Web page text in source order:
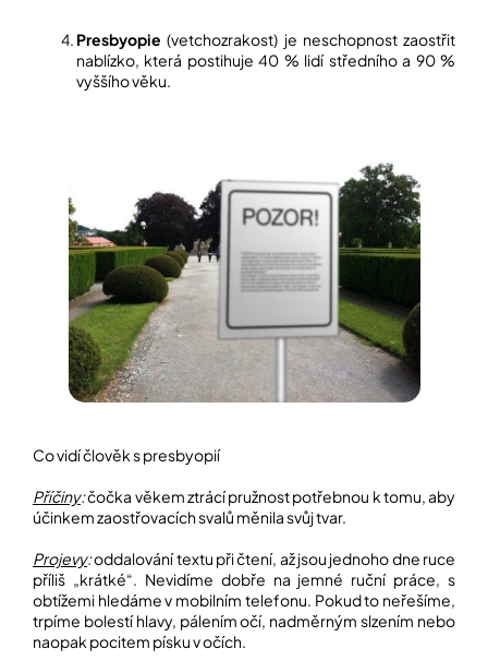
Presbyopie(vetchozrakost) je neschopnost zaostřit
nablízko, která postihuje 40 % lidí středního a 90 %
vyššího věku.
Co vidí člověk s presbyopií
Příčiny:čočka věkem ztrácí pružnost potřebnou k tomu, aby
účinkem zaostřovacích svalů měnila svůj tvar.
Projevy:oddalování textu při čtení, až jsou jednoho dne ruce
příliš „krátké“. Nevidíme dobře na jemné ruční práce, s
obtížemi hledáme v mobilním telefonu. Pokud to neřešíme,
trpíme bolestí hlavy, pálením očí, nadměrným slzením nebo
naopak pocitem písku v očích.